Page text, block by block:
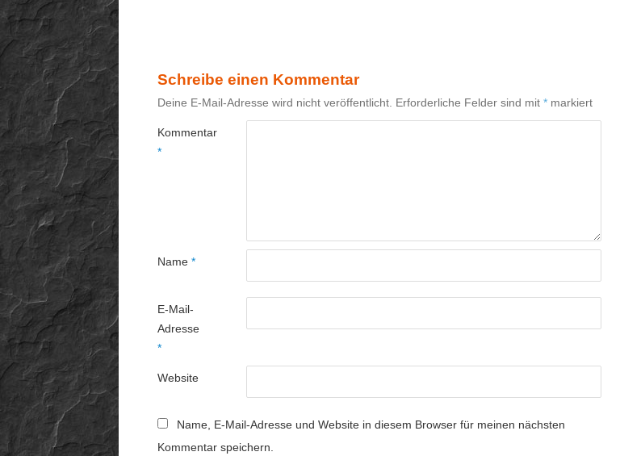
Schreibe einen Kommentar
Deine E-Mail-Adresse wird nicht veröffentlicht. Erforderliche Felder sind mit * markiert
Kommentar
*
Name *
E-Mail-
Adresse
*
Website
Name, E-Mail-Adresse und Website in diesem Browser für meinen nächsten
Kommentar speichern.